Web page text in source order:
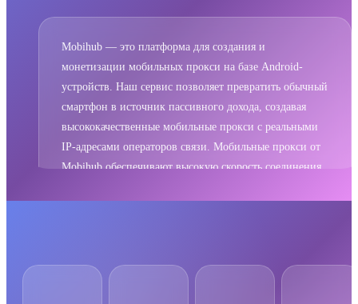
Mobihub — это платформа для создания и
монетизации мобильных прокси на базе Android-
устройств. Наш сервис позволяет превратить обычный
смартфон в источник пассивного дохода, создавая
высококачественные мобильные прокси с реальными
IP-адресами операторов связи. Мобильные прокси от
Mobihub обеспечивают высокую скорость соединения,
веб-скрапинга и автоматизации до обхода